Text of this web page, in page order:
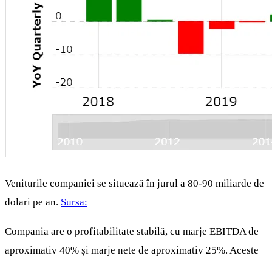
Veniturile companiei se situează în jurul a 80-90 miliarde de
dolari pe an. Sursa:
Compania are o profitabilitate stabilă, cu marje EBITDA de
aproximativ 40% și marje nete de aproximativ 25%. Aceste